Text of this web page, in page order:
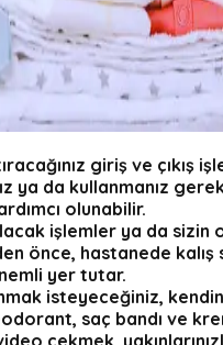
giriş ve çıkış
ya da kullanmanız
olunabilir.
işlemler ya da sizin
önce, hastanede kalış
yer tutar.
isteyeceğiniz,
saç bandı ve
çekmek,